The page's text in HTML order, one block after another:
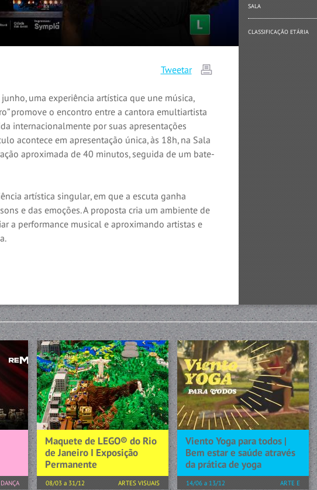
Tweetar
uma experiência artística que une música,
promove o encontro entre a cantora emultiartista
internacionalmente por suas apresentações
acontece em apresentação única, às 18h, na Sala
aproximada de 40 minutos, seguida de um bate-
artística singular, em que a escuta ganha
e das emoções. A proposta cria um ambiente de
a performance musical e aproximando artistas e
SALA
CLASSIFICAÇÃO ETÁRIA
DANÇA
Maquete de LEGO® do Rio
de Janeiro I Exposição
Permanente
08/03 a 31/12 ARTES VISUAIS
Viento Yoga para todos |
Bem estar e saúde através
da prática de yoga
14/06 a 13/12
ARTE E